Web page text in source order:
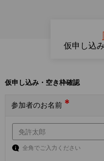
仮申し込
仮申し込み・空き枠確認
参加者のお名前 *
全角でご入力ください